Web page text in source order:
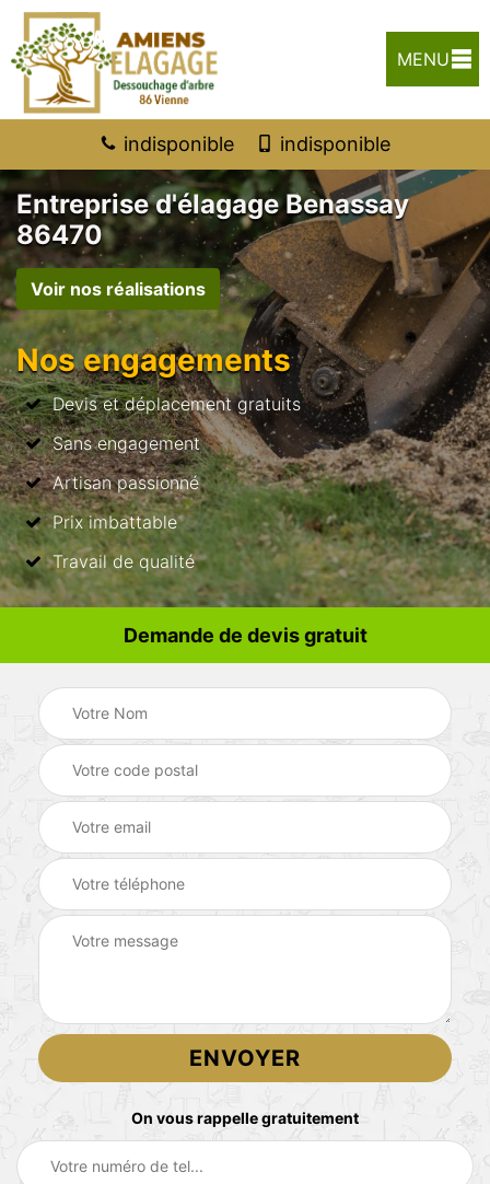
MENU
indisponible indisponible
Entreprise d'élagage Benassay
86470
Voir nos réalisations
Nos engagements
Devis et déplacement gratuits
Sans engagement
Artisan passionné
Prix imbattable
Travail de qualité
Demande de devis gratuit
On vous rappelle gratuitement